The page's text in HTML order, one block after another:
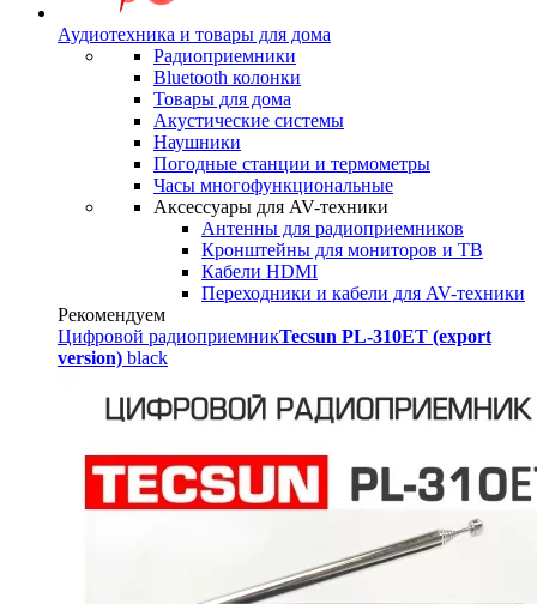
Аудиотехника и товары для дома
Радиоприемники
Bluetooth колонки
Товары для дома
Акустические системы
Наушники
Погодные станции и термометры
Часы многофункциональные
Аксессуары для AV-техники
Антенны для радиоприемников
Кронштейны для мониторов и ТВ
Кабели HDMI
Переходники и кабели для AV-техники
Рекомендуем
Цифровой радиоприемникTecsun PL-310ET (export
version) black